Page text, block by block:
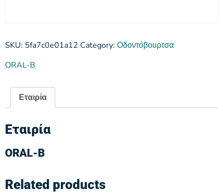
SKU: 5fa7c0e01a12 Category: Οδοντόβουρτσα
ORAL-B
Εταιρία
Εταιρία
ORAL-B
Related products